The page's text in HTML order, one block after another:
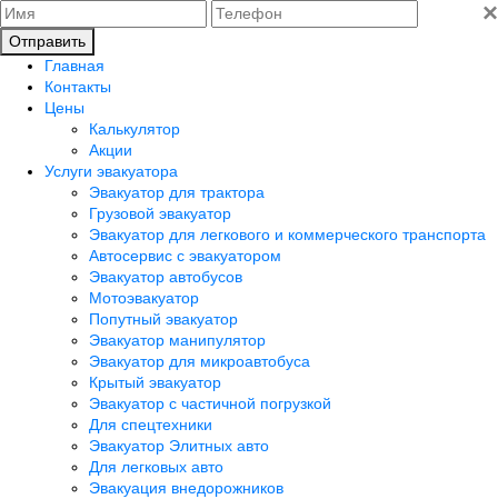
×
Отправить
Главная
Контакты
Цены
Калькулятор
Акции
Услуги эвакуатора
Эвакуатор для трактора
Грузовой эвакуатор
Эвакуатор для легкового и коммерческого транспорта
Автосервис с эвакуатором
Эвакуатор автобусов
Мотоэвакуатор
Попутный эвакуатор
Эвакуатор манипулятор
Эвакуатор для микроавтобуса
Крытый эвакуатор
Эвакуатор с частичной погрузкой
Для спецтехники
Эвакуатор Элитных авто
Для легковых авто
Эвакуация внедорожников